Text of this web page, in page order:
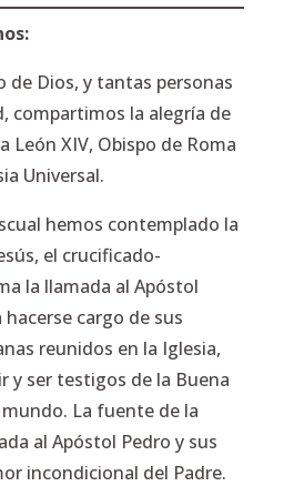
de Dios, y tantas personas
compartimos la alegría de
León XIV, Obispo de Roma
Universal.
hemos contemplado la
el crucificado-
la llamada al Apóstol
cargo de sus
reunidos en la Iglesia,
y ser testigos de la Buena
La fuente de la
al Apóstol Pedro y sus
incondicional del Padre.